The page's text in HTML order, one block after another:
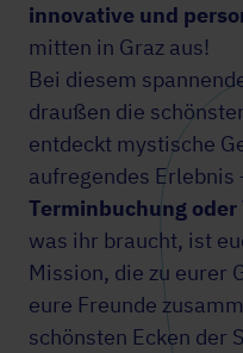
innovative und
mitten in Graz aus!
Bei diesem
draußen die
entdeckt mystische
aufregendes Erlebnis
Terminbuchung
was ihr braucht, ist
Mission, die zu eurer
eure Freunde
schönsten Ecken der